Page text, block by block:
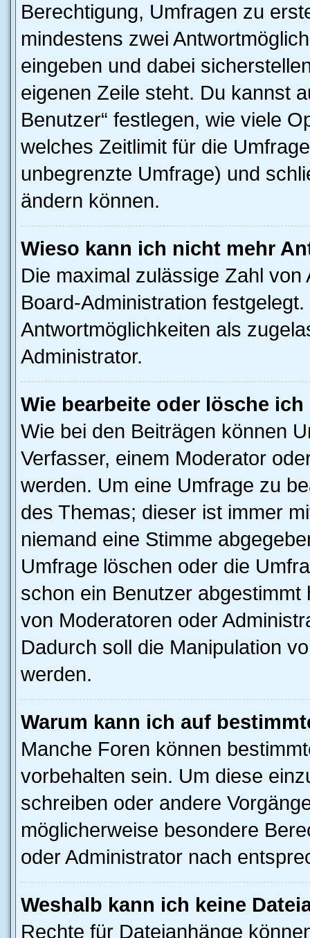
Berechtigung, Umfragen zu
mindestens zwei
eingeben und dabei
eigenen Zeile steht. Du kannst
Benutzer“ festlegen, wie viele
welches Zeitlimit für die
unbegrenzte Umfrage) und
ändern können.
Wieso kann ich nicht mehr
Die maximal zulässige Zahl
Board-Administration
Antwortmöglichkeiten als
Administrator.
Wie bearbeite oder lösche
Wie bei den Beiträgen können
Verfasser, einem Moderator
werden. Um eine Umfrage zu
des Themas; dieser ist immer
niemand eine Stimme
Umfrage löschen oder die
schon ein Benutzer
von Moderatoren oder
Dadurch soll die Manipulation
werden.
Warum kann ich auf
Manche Foren können
vorbehalten sein. Um diese
schreiben oder andere
möglicherweise besondere
oder Administrator nach
Weshalb kann ich keine
Rechte für Dateianhänge